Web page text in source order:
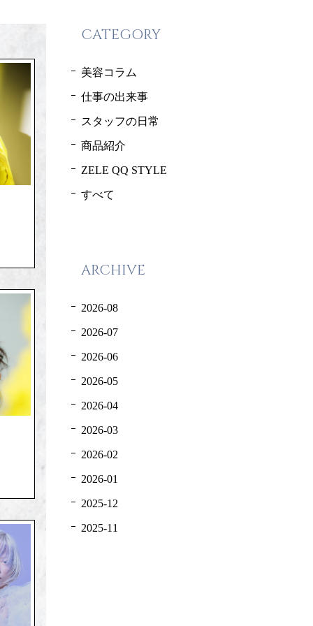
CATEGORY
美容コラム
仕事の出来事
スタッフの日常
商品紹介
ZELE QQ STYLE
すべて
ARCHIVE
2026-08
2026-07
2026-06
2026-05
2026-04
2026-03
2026-02
2026-01
2025-12
2025-11